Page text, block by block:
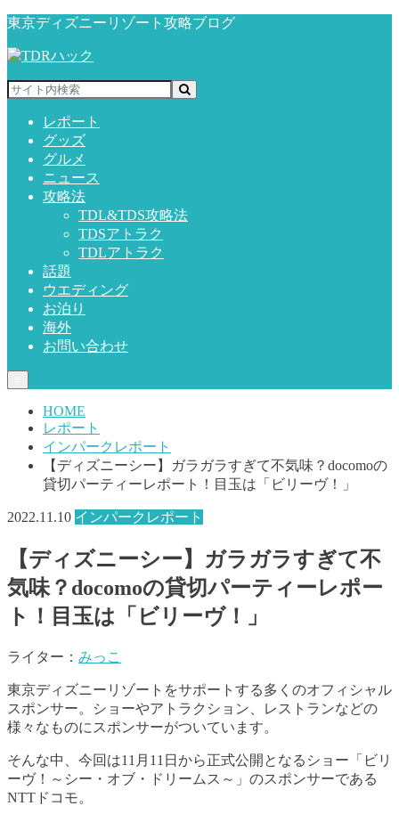
東京ディズニーリゾート攻略ブログ
レポート
グッズ
グルメ
ニュース
攻略法
TDL&TDS攻略法
TDSアトラク
TDLアトラク
話題
ウエディング
お泊り
海外
お問い合わせ
HOME
レポート
インパークレポート
【ディズニーシー】ガラガラすぎて不気味？docomoの
貸切パーティーレポート！目玉は「ビリーヴ！」
2022.11.10 インパークレポート
【ディズニーシー】ガラガラすぎて不
気味？docomoの貸切パーティーレポー
ト！目玉は「ビリーヴ！」
ライター： みっこ
東京ディズニーリゾートをサポートする多くのオフィシャル
スポンサー。ショーやアトラクション、レストランなどの
様々なものにスポンサーがついています。
そんな中、今回は11月11日から正式公開となるショー「ビリ
ーヴ！～シー・オブ・ドリームス～」のスポンサーである
NTTドコモ。